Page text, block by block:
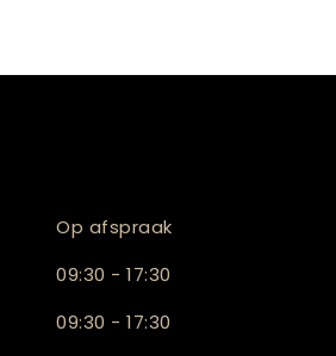
Op afspraak
09:30 - 17:30
09:30 - 17:30